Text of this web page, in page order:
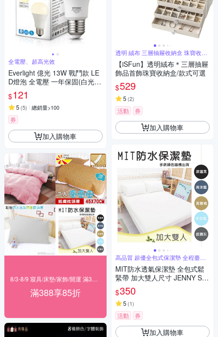
全電壓、超高光效
Everlight 億光 13W 戰鬥款 LE
D燈泡 全電壓 一年保固(白光/
黃光/自然光)
$121
5 (5) 總銷量>100
券
加入購物車
滿388享85折
透明 絨布 三層抽屜收納盒 珠寶收納
盒
【iSFun】透明絨布＊三層抽屜
飾品首飾珠寶收納盒/款式可選
$529
5 (2)
活動 券
加入購物車
高品質 超優全包式保潔墊 全程臺灣
製造
MIT防水透氣保潔墊 全包式鬆
緊帶 加大雙人尺寸 JENNY SIL
K 蓁妮絲生活館
$350
5 (1)
活動 券
加入購物車